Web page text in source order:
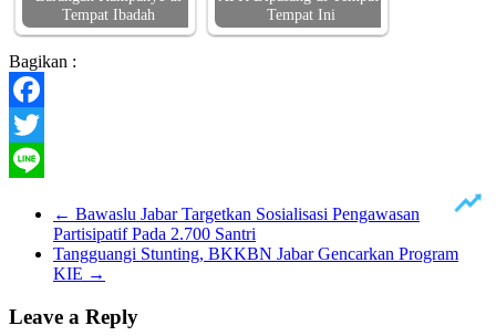
Tempat Ibadah
Tempat Ini
Bagikan :
Facebook
Twitter
← Bawaslu Jabar Targetkan Sosialisasi Pengawasan
Partisipatif Pada 2.700 Santri
Tangguangi Stunting, BKKBN Jabar Gencarkan Program
KIE →
Leave a Reply